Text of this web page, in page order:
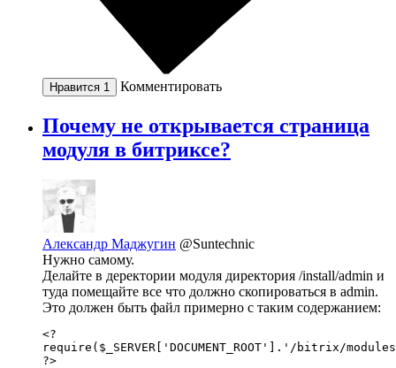
Нравится 1 Комментировать
Почему не открывается страница
модуля в битриксе?
Александр Маджугин @Suntechnic
Нужно самому.
Делайте в деректории модуля директория /install/admin и
туда помещайте все что должно скопироваться в admin.
Это должен быть файл примерно с таким содержанием:
<?
require($_SERVER['DOCUMENT_ROOT'].'/bitrix/
?>